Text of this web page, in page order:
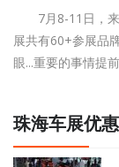
7月8-11日，
展共有60+参展品
眼...重要的事情提
珠海车展优惠